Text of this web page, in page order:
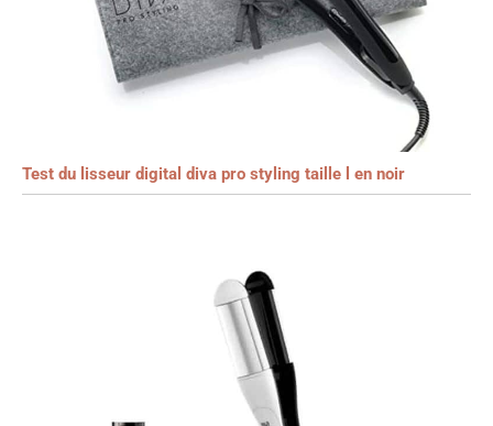
Test du lisseur digital diva pro styling taille l en noir